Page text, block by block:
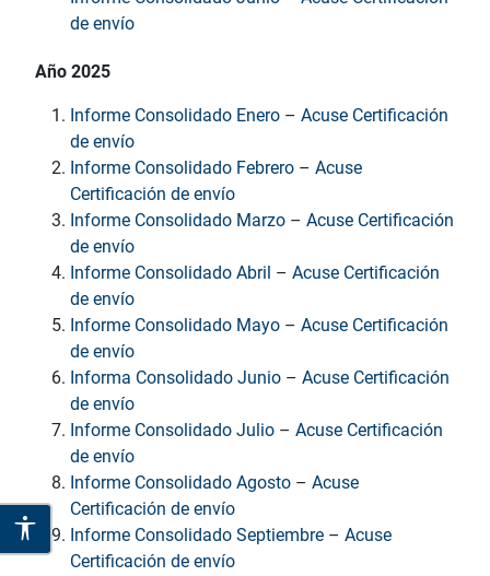
de envío
Año 2025
Informe Consolidado Enero – Acuse Certificación
de envío
Informe Consolidado Febrero – Acuse
Certificación de envío
Informe Consolidado Marzo – Acuse Certificación
de envío
Informe Consolidado Abril – Acuse Certificación
de envío
Informe Consolidado Mayo – Acuse Certificación
de envío
Informa Consolidado Junio – Acuse Certificación
de envío
Informe Consolidado Julio – Acuse Certificación
de envío
Informe Consolidado Agosto – Acuse
Certificación de envío
Informe Consolidado Septiembre – Acuse
Certificación de envío